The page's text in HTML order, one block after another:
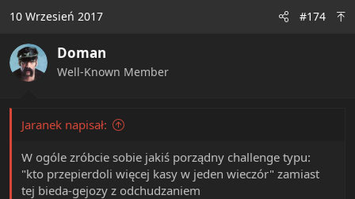
t
o
n
s
10 Wrzesień 2017 #174
Doman
Well-Known Member
Jaranek napisał:
W ogóle zróbcie sobie jakiś porządny challenge typu:
"kto przepierdoli więcej kasy w jeden wieczór" zamiast
tej bieda-gejozy z odchudzaniem